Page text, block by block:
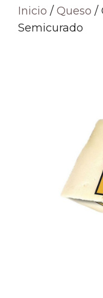
Inicio / Queso /
Semicurado